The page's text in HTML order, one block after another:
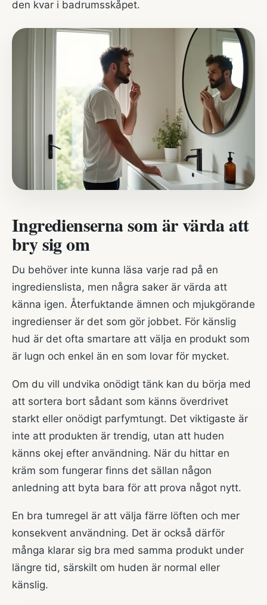
den kvar i badrumsskåpet.
Ingredienserna som är värda att
bry sig om
Du behöver inte kunna läsa varje rad på en
ingredienslista, men några saker är värda att
känna igen. Återfuktande ämnen och mjukgörande
ingredienser är det som gör jobbet. För känslig
hud är det ofta smartare att välja en produkt som
är lugn och enkel än en som lovar för mycket.
Om du vill undvika onödigt tänk kan du börja med
att sortera bort sådant som känns överdrivet
starkt eller onödigt parfymtungt. Det viktigaste är
inte att produkten är trendig, utan att huden
känns okej efter användning. När du hittar en
kräm som fungerar finns det sällan någon
anledning att byta bara för att prova något nytt.
En bra tumregel är att välja färre löften och mer
konsekvent användning. Det är också därför
många klarar sig bra med samma produkt under
längre tid, särskilt om huden är normal eller
känslig.